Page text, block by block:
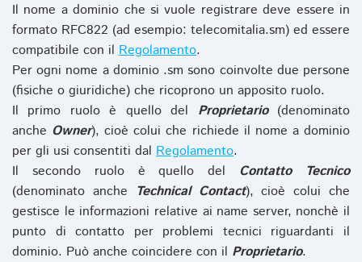
Il nome a dominio che si vuole registrare deve essere in
formato RFC822 (ad esempio: telecomitalia.sm) ed essere
compatibile con il Regolamento.
Per ogni nome a dominio .sm sono coinvolte due persone
(fisiche o giuridiche) che ricoprono un apposito ruolo.
Il primo ruolo è quello del Proprietario(denominato
anche Owner), cioè colui che richiede il nome a dominio
per gli usi consentiti dal Regolamento.
Il secondo ruolo è quello del Contatto Tecnico
(denominato anche Technical Contact), cioè colui che
gestisce le informazioni relative ai name server, nonchè il
punto di contatto per problemi tecnici riguardanti il
dominio. Può anche coincidere con il Proprietario.